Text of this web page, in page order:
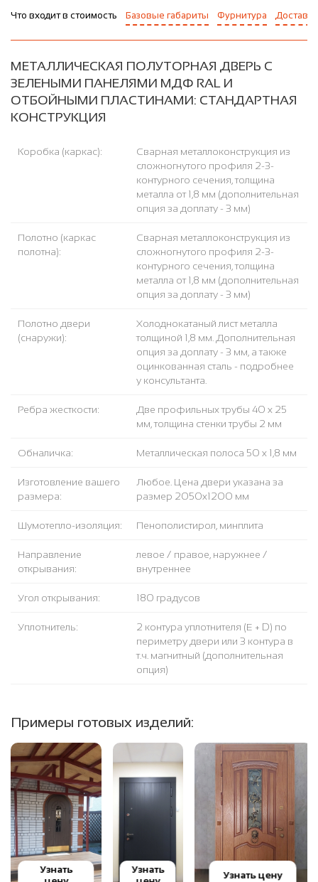
Что входит в стоимость Базовые габариты Фурнитура Доставка
МЕТАЛЛИЧЕСКАЯ ПОЛУТОРНАЯ ДВЕРЬ С
ЗЕЛЕНЫМИ ПАНЕЛЯМИ МДФ RAL И
ОТБОЙНЫМИ ПЛАСТИНАМИ: СТАНДАРТНАЯ
КОНСТРУКЦИЯ
Коробка (каркас):
Сварная металлоконструкция из
сложногнутого профиля 2-3-
контурного сечения, толщина
металла от 1,8 мм (дополнительная
опция за доплату - 3 мм)
Полотно (каркас
полотна):
Сварная металлоконструкция из
сложногнутого профиля 2-3-
контурного сечения, толщина
металла от 1,8 мм (дополнительная
опция за доплату - 3 мм)
Полотно двери
(снаружи):
Холоднокатаный лист металла
толщиной 1,8 мм. Дополнительная
опция за доплату - 3 мм, а также
оцинкованная сталь - подробнее
у консультанта.
Ребра жесткости:
Две профильных трубы 40 х 25
мм, толщина стенки трубы 2 мм
Обналичка: Металлическая полоса 50 х 1,8 мм
Изготовление вашего
размера:
Любое. Цена двери указана за
размер 2050х1200 мм
Шумотепло-изоляция: Пенополистирол, минплита
Направление
открывания:
левое / правое, наружнее /
внутреннее
Угол открывания: 180 градусов
Уплотнитель:
2 контура уплотнителя (Е + D) по
периметру двери или 3 контура в
т.ч. магнитный (дополнительная
опция)
Примеры готовых изделий:
Узнать
Узнать
Узнать цену